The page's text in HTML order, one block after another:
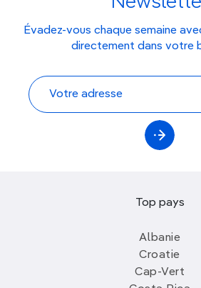
Évadez-vous chaque semaine
directement dans votre
Top pays
Albanie
Croatie
Cap-Vert